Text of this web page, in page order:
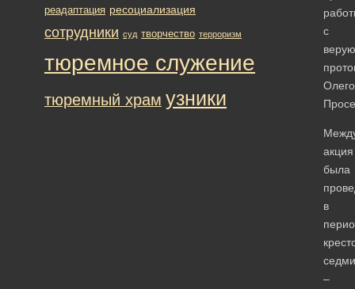
с
акция
была
в
–
реадаптация ресоциализация
сотрудники суд творчество терроризм
тюремное служение
тюремный храм узники